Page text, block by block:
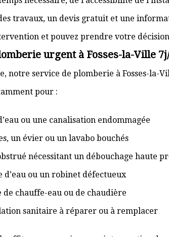
travaux, un devis gratuit et une
et pouvez prendre votre
urgent à Fosses-la-Ville
notre service de plomberie à Fosses-
pour :
ou une canalisation endommagée
un évier ou un lavabo bouchés
nécessitant un débouchage haute
d’eau ou un robinet défectueux
de chauffe-eau ou de chaudière
sanitaire à réparer ou à remplacer